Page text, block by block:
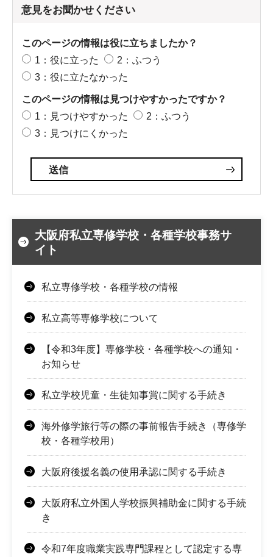
意見をお聞かせください
このページの情報は役に立ちましたか？
1：役に立った
2：ふつう
3：役に立たなかった
このページの情報は見つけやすかったですか？
1：見つけやすかった
2：ふつう
3：見つけにくかった
大阪府私立専修学校・各種学校事務サ
イト
私立専修学校・各種学校の情報
私立高等専修学校について
【令和3年度】専修学校・各種学校への通知・
お知らせ
私立学校児童・生徒知事賞に関する手続き
海外修学旅行等の際の事前報告手続き（専修学
校・各種学校用）
大阪府後援名義の使用承認に関する手続き
大阪府私立外国人学校振興補助金に関する手続
き
令和7年度職業実践専門課程として認定する専